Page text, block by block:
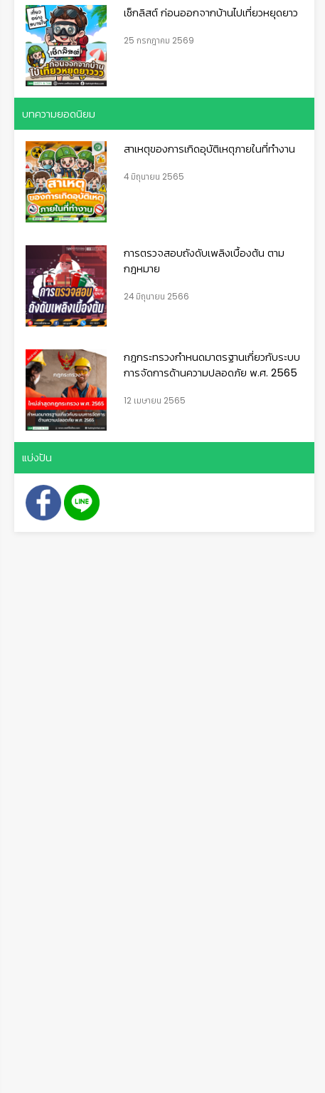
เช็กลิสต์ ก่อนออกจากบ้านไปเที่ยวหยุดยาว
25 กรกฎาคม 2569
บทความยอดนิยม
สาเหตุของการเกิดอุบัติเหตุภายในที่ทำงาน
4 มิถุนายน 2565
การตรวจสอบถังดับเพลิงเบื้องต้น ตาม
กฎหมาย
24 มิถุนายน 2566
กฎกระทรวงกำหนดมาตรฐานเกี่ยวกับระบบ
การจัดการด้านความปลอดภัย พ.ศ. 2565
12 เมษายน 2565
แบ่งปัน